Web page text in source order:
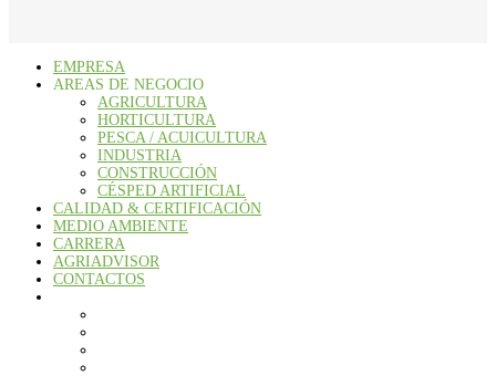
EMPRESA
AREAS DE NEGOCIO
AGRICULTURA
HORTICULTURA
PESCA / ACUICULTURA
INDUSTRIA
CONSTRUCCIÓN
CÉSPED ARTIFICIAL
CALIDAD & CERTIFICACIÓN
MEDIO AMBIENTE
CARRERA
AGRIADVISOR
CONTACTOS